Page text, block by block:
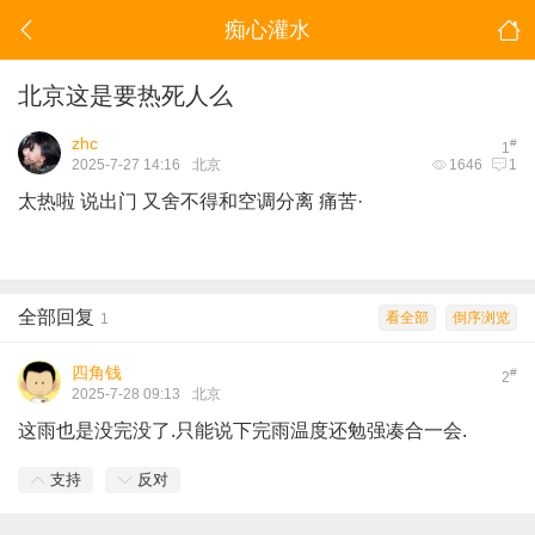
痴心灌水
北京这是要热死人么
1#
zhc
1646 1
2025-7-27 14:16 北京
太热啦 说出门 又舍不得和空调分离 痛苦·
倒序浏览
看全部
全部回复 1
2#
四角钱
2025-7-28 09:13 北京
这雨也是没完没了.只能说下完雨温度还勉强凑合一会.
支持 反对